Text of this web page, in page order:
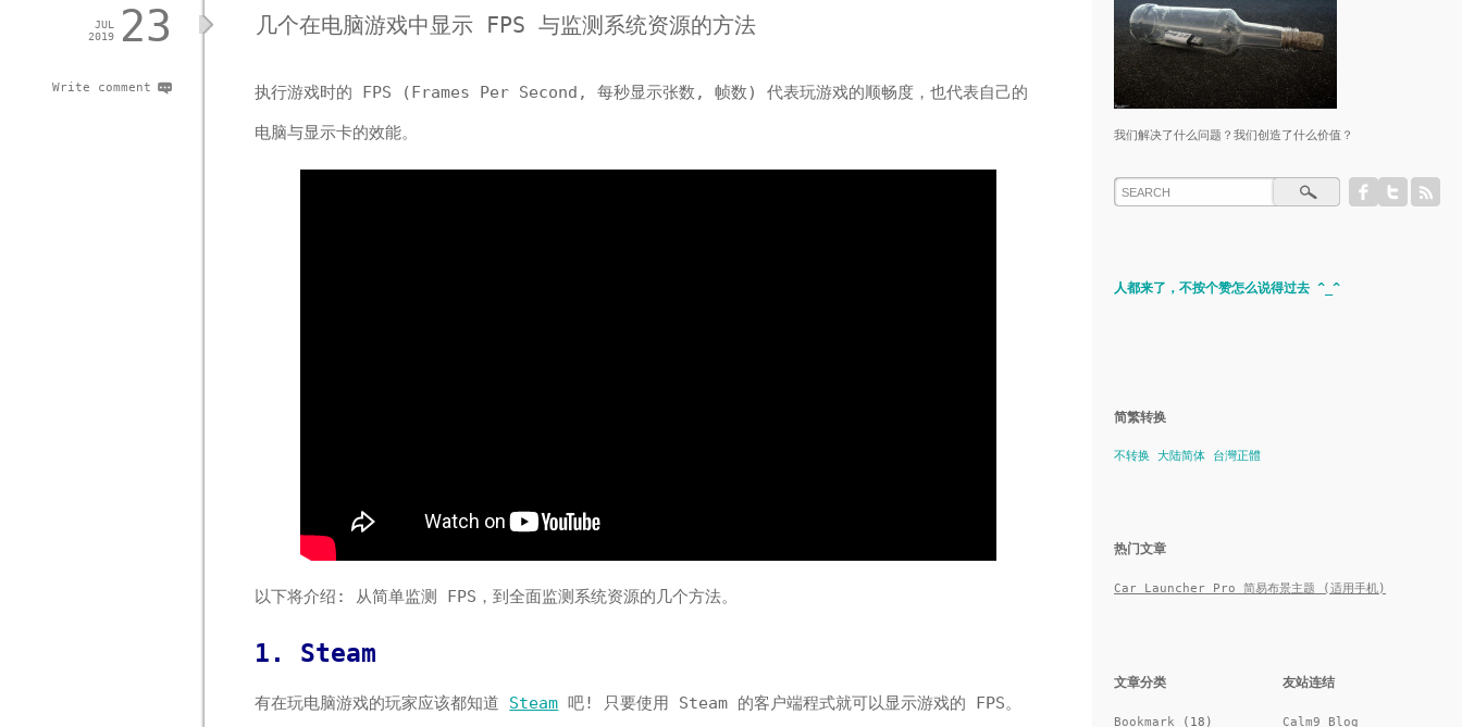
几个在电脑游戏中显示 FPS 与监测系统资源的方法
执行游戏时的 FPS (Frames Per Second, 每秒显示张数, 帧数) 代表玩游戏的顺畅度，也代表自己的
电脑与显示卡的效能。
以下将介绍: 从简单监测 FPS，到全面监测系统资源的几个方法。
1. Steam
有在玩电脑游戏的玩家应该都知道 Steam 吧! 只要使用 Steam 的客户端程式就可以显示游戏的 FPS。
23
JUL
2019
Write comment
我们解决了什么问题？我们创造了什么价值？
人都来了，不按个赞怎么说得过去 ^_^
简繁转换
不转换 大陆简体 台灣正體
热门文章
Car Launcher Pro 简易布景主题 (适用手机)
文章分类
Bookmark (18)
友站连结
Calm9 Blog